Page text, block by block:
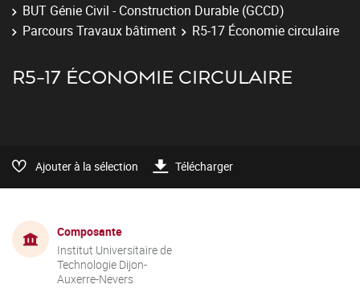
BUT Génie Civil - Construction Durable (GCCD)
Parcours Travaux bâtiment
R5-17 Économie circulaire
R5-17 ÉCONOMIE CIRCULAIRE
Ajouter à la sélection Télécharger
Composante
Institut Universitaire de
Technologie Dijon-
Auxerre-Nevers